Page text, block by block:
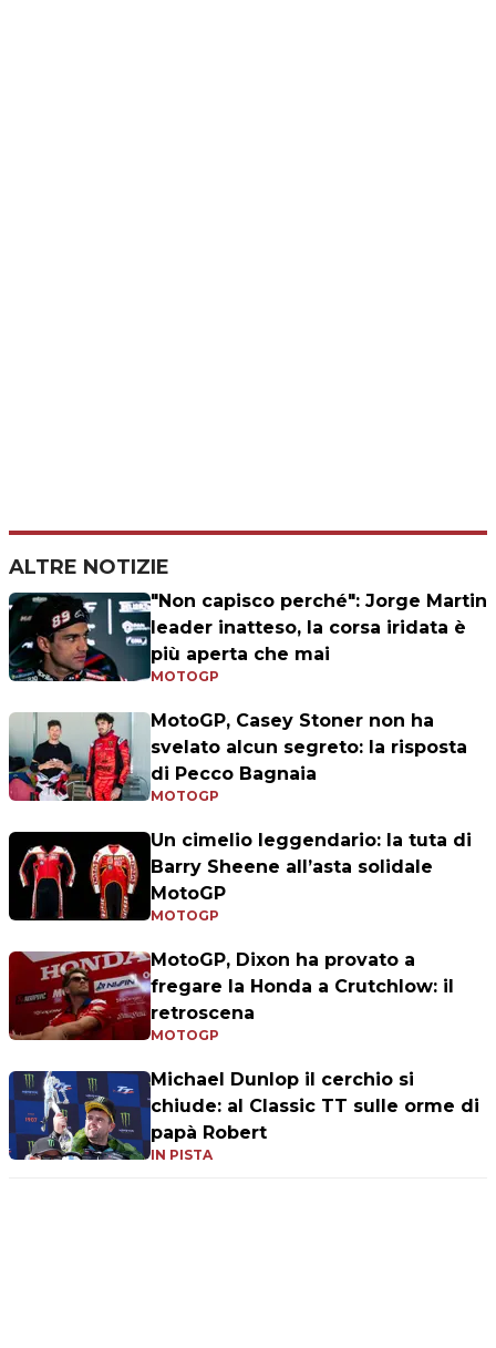
ALTRE NOTIZIE
"Non capisco perché": Jorge Martin
leader inatteso, la corsa iridata è
più aperta che mai
MOTOGP
MotoGP, Casey Stoner non ha
svelato alcun segreto: la risposta
di Pecco Bagnaia
MOTOGP
Un cimelio leggendario: la tuta di
Barry Sheene all’asta solidale
MotoGP
MOTOGP
MotoGP, Dixon ha provato a
fregare la Honda a Crutchlow: il
retroscena
MOTOGP
Michael Dunlop il cerchio si
chiude: al Classic TT sulle orme di
papà Robert
IN PISTA